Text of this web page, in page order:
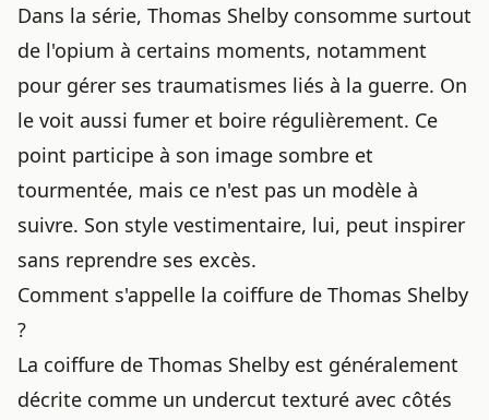
Dans la série, Thomas Shelby consomme surtout
de l'opium à certains moments, notamment
pour gérer ses traumatismes liés à la guerre. On
le voit aussi fumer et boire régulièrement. Ce
point participe à son image sombre et
tourmentée, mais ce n'est pas un modèle à
suivre. Son style vestimentaire, lui, peut inspirer
sans reprendre ses excès.
Comment s'appelle la coiffure de Thomas Shelby
?
La coiffure de Thomas Shelby est généralement
décrite comme un undercut texturé avec côtés